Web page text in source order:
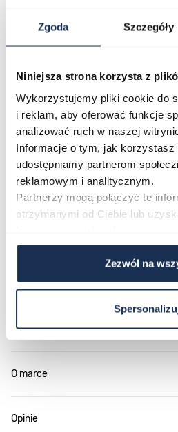
Zgoda Szczegóły
Niniejsza strona korzysta z
Wykorzystujemy pliki cookie do
i reklam, aby oferować funkcje
analizować ruch w naszej
Informacje o tym, jak korzystasz
udostępniamy partnerom
reklamowym i analitycznym.
Partnerzy mogą połączyć te
otrzymanymi od Ciebie lub
Zezwól na
bransolety i tarczy sprawia, że
uzupełnia zarówno wieczorową
codzienny strój o eleganckim
designu, co czyni ten model
wyborem na ważne okazje.
mm zapewnia komfortowe
nadgarstku.
Połączenie stylu i
Bulova Sutton 97L176 to
wykonania i elegancją formy.
Crystal i przekonaj się, jak
łączy się z nowoczesnym
Parametry
O marce
Opinie